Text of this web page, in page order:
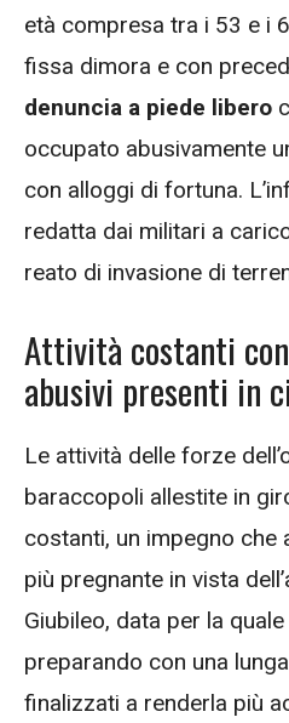
età compresa tra i 53 e i
fissa dimora e con
denuncia a piede libero
occupato abusivamente
con alloggi di fortuna.
redatta dai militari a
reato di invasione di
Attività costanti
abusivi presenti in
Le attività delle forze
baraccopoli allestite in
costanti, un impegno che
più pregnante in vista
Giubileo, data per la
preparando con una
finalizzati a renderla più